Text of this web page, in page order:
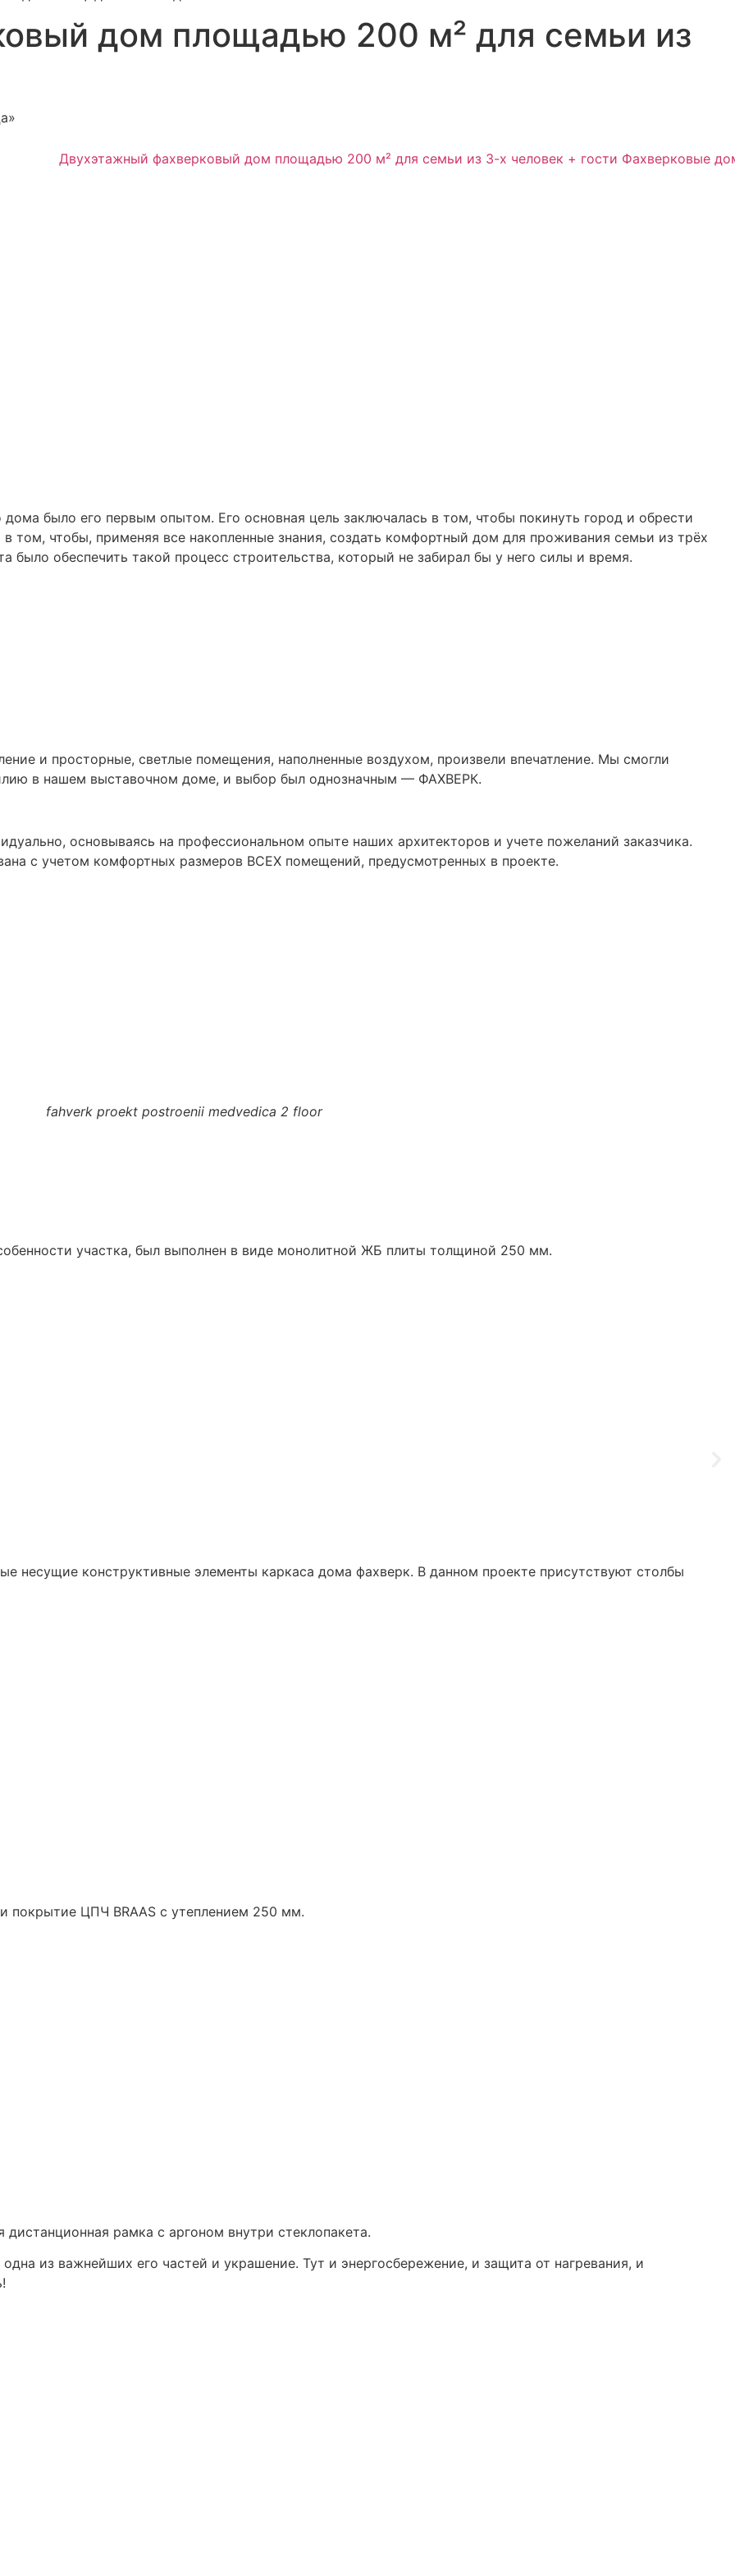
дом площадью 200 м² для семьи из
дома было его первым опытом. Его основная цель заключалась в том, чтобы покинуть город и обрести
том, чтобы, применяя все накопленные знания, создать комфортный дом для проживания семьи из трёх
было обеспечить такой процесс строительства, который не забирал бы у него силы и время.
и просторные, светлые помещения, наполненные воздухом, произвели впечатление. Мы смогли
в нашем выставочном доме, и выбор был однозначным — ФАХВЕРК.
основываясь на профессиональном опыте наших архитекторов и учете пожеланий заказчика.
с учетом комфортных размеров ВСЕХ помещений, предусмотренных в проекте.
fahverk proekt postroenii medvedica 2 floor
участка, был выполнен в виде монолитной ЖБ плиты толщиной 250 мм.
несущие конструктивные элементы каркаса дома фахверк. В данном проекте присутствуют столбы
покрытие ЦПЧ BRAAS с утеплением 250 мм.
рамка с аргоном внутри стеклопакета.
из важнейших его частей и украшение. Тут и энергосбережение, и защита от нагревания, и